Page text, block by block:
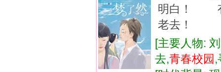
明白！ 有
老去！
[主要人物:
去,青春校园